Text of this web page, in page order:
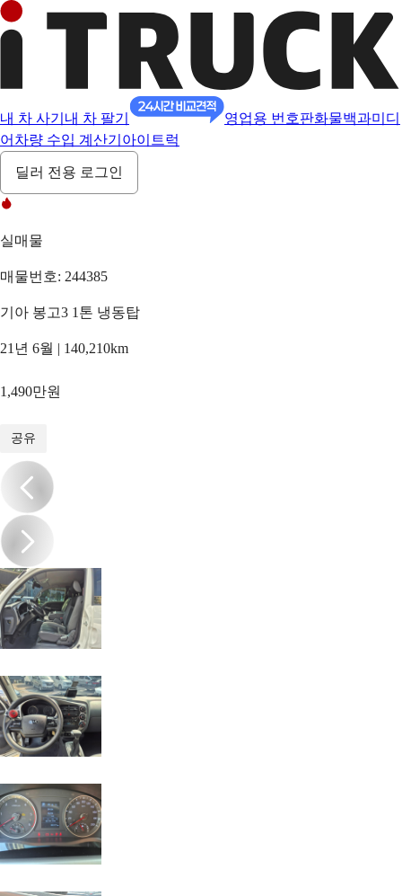
내 차 사기 내 차 팔기 영업용 번호판화물백과미디
어 차량 수입 계산기 아이트럭
딜러 전용 로그인
실매물
매물번호: 244385
기아 봉고3 1톤 냉동탑
21년 6월 | 140,210km
1,490만원
공유
/14